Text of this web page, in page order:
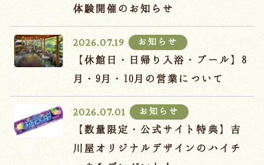
体験開催のお知らせ
2026.07.19 お知らせ
【休館日・日帰り入浴・プール】8
月・9月・10月の営業について
2026.07.01 お知らせ
【数量限定・公式サイト特典】吉
川屋オリジナルデザインのハイチ
Tel.024-542-2226/ 9:00~18:00
Language